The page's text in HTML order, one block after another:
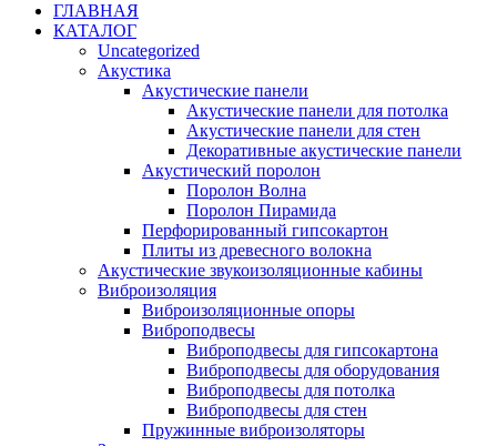
ГЛАВНАЯ
КАТАЛОГ
Uncategorized
Акустика
Акустические панели
Акустические панели для потолка
Акустические панели для стен
Декоративные акустические панели
Акустический поролон
Поролон Волна
Поролон Пирамида
Перфорированный гипсокартон
Плиты из древесного волокна
Акустические звукоизоляционные кабины
Виброизоляция
Виброизоляционные опоры
Виброподвесы
Виброподвесы для гипсокартона
Виброподвесы для оборудования
Виброподвесы для потолка
Виброподвесы для стен
Пружинные виброизоляторы